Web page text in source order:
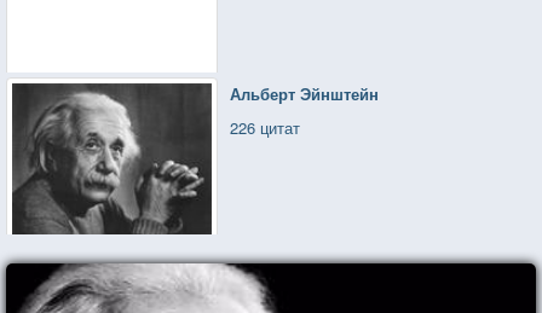
Альберт Эйнштейн
226 цитат